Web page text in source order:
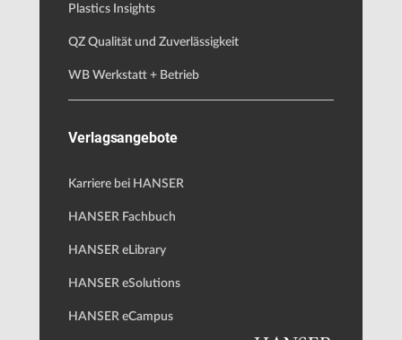
Plastics Insights
QZ Qualität und Zuverlässigkeit
WB Werkstatt + Betrieb
Verlagsangebote
Karriere bei HANSER
HANSER Fachbuch
HANSER eLibrary
HANSER eSolutions
HANSER eCampus